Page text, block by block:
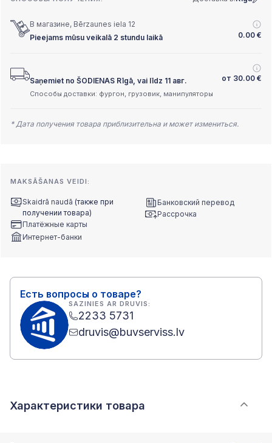
В магазине, Bērzaunes iela 12
Pieejams mūsu veikalā 2 stundu laikā
0.00 €
Saņemiet no ŠODIENAS Rīgā, vai līdz 11 авг. от 30.00 €
Способы доставки: фургон, грузовик, манипуляторы
* Дата получения товара приблизительна и может измениться.
MAKSĀŠANAS VEIDI:
Skaidrā naudā (также при
получении товара)
Платёжные карты
Интернет-банки
Банковский перевод
Рассрочка
Есть вопросы о товаре?
SAZINIES AR DRUVIS:
2233 5731
druvis@buvserviss.lv
Характеристики товара